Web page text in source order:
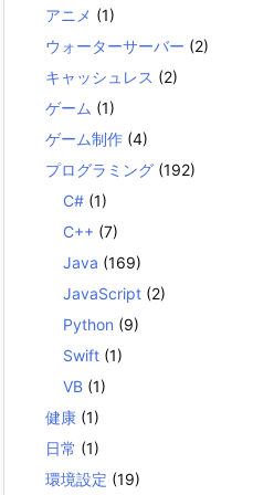
アニメ (1)
ウォーターサーバー (2)
キャッシュレス (2)
ゲーム (1)
ゲーム制作 (4)
プログラミング (192)
C# (1)
C++ (7)
Java (169)
JavaScript (2)
Python (9)
Swift (1)
VB (1)
健康 (1)
日常 (1)
環境設定 (19)